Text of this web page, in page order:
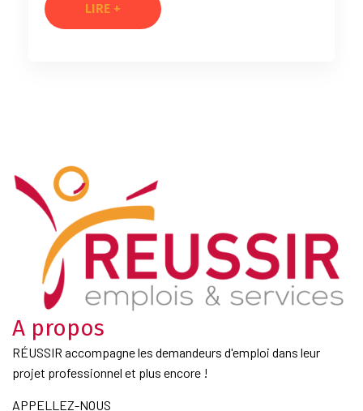
LIRE +
A propos
RÉUSSIR accompagne les demandeurs d'emploi dans leur
projet professionnel et plus encore !
APPELLEZ-NOUS